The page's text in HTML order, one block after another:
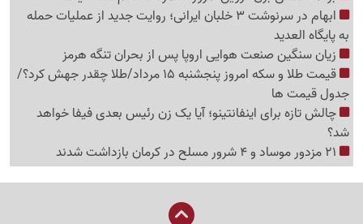
ابهام در سرنوشت 3 خلبان ایرانی؛ روایت جدید از عملیات حمله
به پایگاه العدید
زیان سنگین صنعت هوایی اروپا پس از بحران تنگه هرمز
قیمت طلا و سکه امروز پنجشنبه 15 مرداد/طلا چقدر جهش کرد؟/
جدول قیمت ها
چالش تازه برای اینفانتینو؛ آیا یک زن رئیس بعدی فیفا خواهد
شد؟